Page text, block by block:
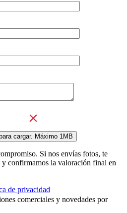
Si nos envías fotos, te
confirmamos la valoración final en
de privacidad
comerciales y novedades por